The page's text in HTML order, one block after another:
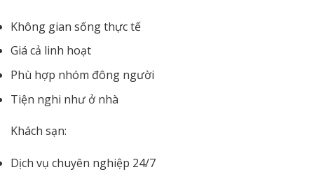
Không gian sống thực tế
Giá cả linh hoạt
Phù hợp nhóm đông người
Tiện nghi như ở nhà
Khách sạn:
Dịch vụ chuyên nghiệp 24/7